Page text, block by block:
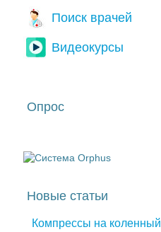
Поиск врачей
Видеокурсы
Опрос
Новые статьи
Компрессы на коленный